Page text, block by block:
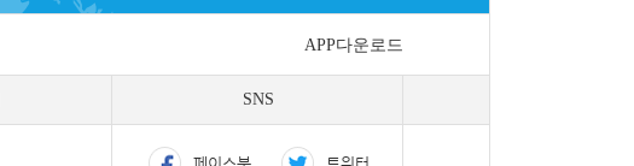
APP다운로드
SNS